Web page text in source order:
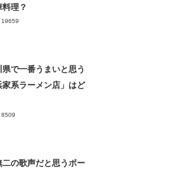
料理？
19659
県で一番うまいと思う
家系ラーメン店」はど
8509
二の歌声だと思うボー